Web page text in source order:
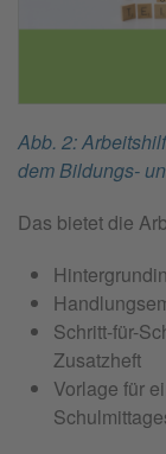
Abb. 2:
dem Bildungs-
Das bietet die
Schritt-für-
Zusatzheft
Vorlage für